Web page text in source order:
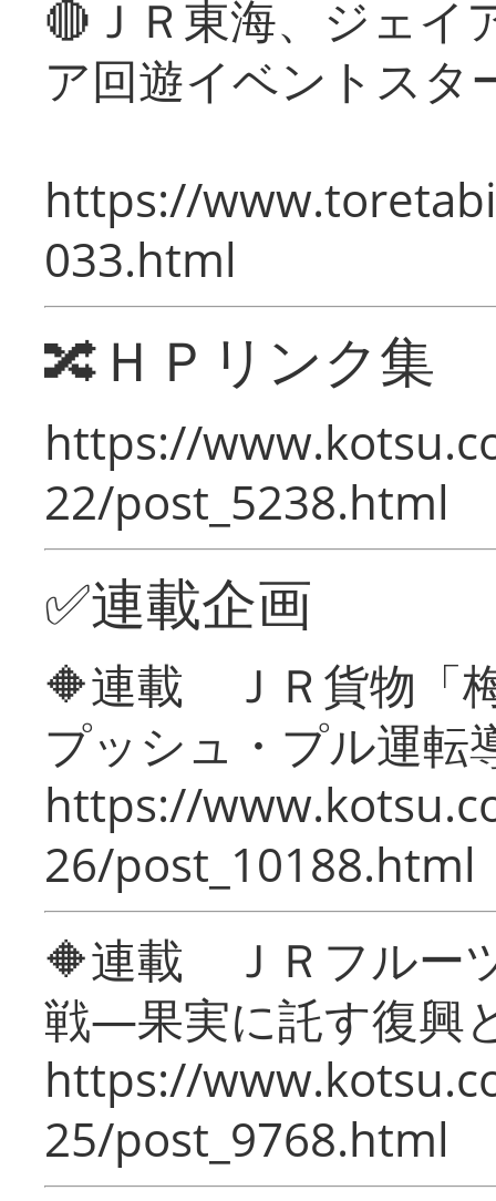
🔴ＪＲ東海、ジェイ
ア回遊イベントスタ
https://
033.html
🔀ＨＰリンク集
https://
22/post_5238.html
✅連載企画
🔶連載 ＪＲ貨物「
プッシュ・プル運転
https://
26/post_10188.html
🔶連載 ＪＲフルー
戦―果実に託す復興
https://
25/post_9768.html